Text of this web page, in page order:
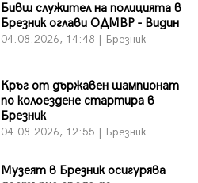
Бивш служител на полицията в
Брезник оглави ОДМВР - Видин
04.08.2026, 14:48 | Брезник
Кръг от държавен шампионат
по колоездене стартира в
Брезник
04.08.2026, 12:55 | Брезник
Музеят в Брезник осигурява